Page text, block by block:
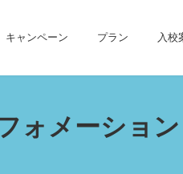
キャンペーン プラン 入校
ォメーション